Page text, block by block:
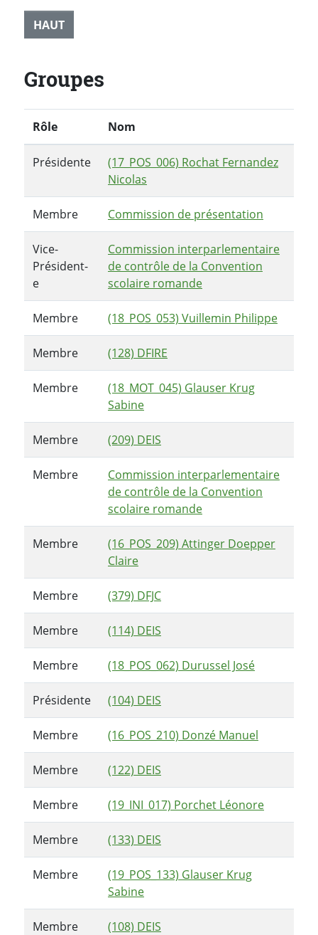
HAUT
Groupes
Rôle Nom
Présidente
(17_POS_006) Rochat Fernandez
Nicolas
Membre Commission de présentation
Vice-
Président-
e
Commission interparlementaire
de contrôle de la Convention
scolaire romande
Membre (18_POS_053) Vuillemin Philippe
Membre (128) DFIRE
Membre
(18_MOT_045) Glauser Krug
Sabine
Membre (209) DEIS
Membre
Commission interparlementaire
de contrôle de la Convention
scolaire romande
Membre
(16_POS_209) Attinger Doepper
Claire
Membre (379) DFJC
Membre (114) DEIS
Membre (18_POS_062) Durussel José
Présidente (104) DEIS
Membre (16_POS_210) Donzé Manuel
Membre (122) DEIS
Membre (19_INI_017) Porchet Léonore
Membre (133) DEIS
Membre
(19_POS_133) Glauser Krug
Sabine
Membre (108) DEIS